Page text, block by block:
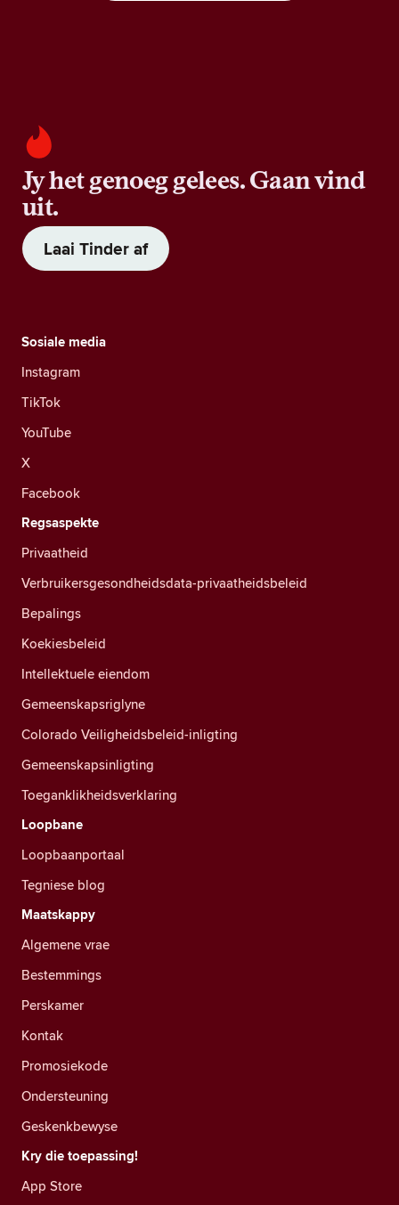
Jy het genoeg gelees. Gaan vind
uit.
Laai Tinder af
Sosiale media
Instagram
TikTok
YouTube
X
Facebook
Regsaspekte
Privaatheid
Verbruikersgesondheidsdata-privaatheidsbeleid
Bepalings
Koekiesbeleid
Intellektuele eiendom
Gemeenskapsriglyne
Colorado Veiligheidsbeleid-inligting
Gemeenskapsinligting
Toeganklikheidsverklaring
Loopbane
Loopbaanportaal
Tegniese blog
Maatskappy
Algemene vrae
Bestemmings
Perskamer
Kontak
Promosiekode
Ondersteuning
Geskenkbewyse
Kry die toepassing!
App Store